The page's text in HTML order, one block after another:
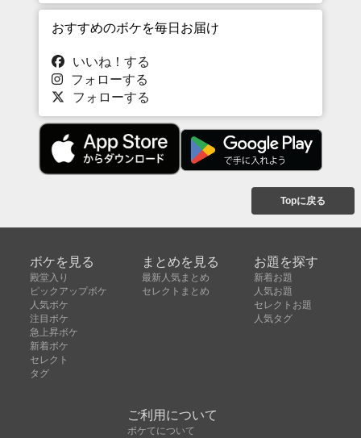
おすすめのボケを毎日お届け
いいね！する
フォローする
フォローする
Topに戻る
ボケを見る
殿堂入り
ピックアップボケ
人気ボケ
注目ボケ
急上昇ボケ
新着ボケ
セレクト
タグ
まとめを見る
最新人気まとめ
セレクトまとめ
お題を探す
新着お題
人気お題
セレクトお題
人気タグ
ご利用について
ボケてについて